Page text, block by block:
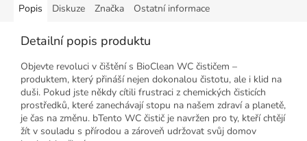
Popis Diskuze Značka Ostatní informace
Detailní popis produktu
Objevte revoluci v čištění s BioClean WC čističem –
produktem, který přináší nejen dokonalou čistotu, ale i klid na
duši. Pokud jste někdy cítili frustraci z chemických čisticích
prostředků, které zanechávají stopu na našem zdraví a planetě,
je čas na změnu. bTento WC čistič je navržen pro ty, kteří chtějí
žít v souladu s přírodou a zároveň udržovat svůj domov